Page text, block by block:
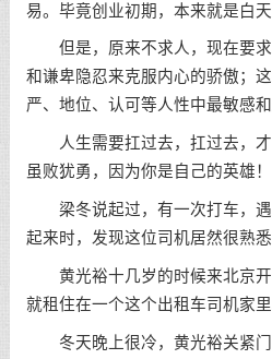
易。毕竟创业初期，本来就是白
但是，原来不求人，现在要求
和谦卑隐忍来克服内心的骄傲；
严、地位、认可等人性中最敏感和
人生需要扛过去，扛过去，才
虽败犹勇，因为你是自己的英雄！
梁冬说起过，有一次打车，遇
起来时，发现这位司机居然很熟
黄光裕十几岁的时候来北京开
就租住在一个这个出租车司机家里
冬天晚上很冷，黄光裕关紧门